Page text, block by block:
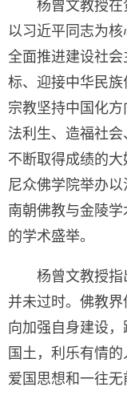
杨曾文教授
以习近平同志为
全面推进建设社
标、迎接中华民
宗教坚持中国化
法利生、造福社
不断取得成绩的
尼众佛学院举办
南朝佛教与金陵
的学术盛举。
杨曾文教授
并未过时。佛教
向加强自身建设
国土，利乐有情
爱国思想和一往